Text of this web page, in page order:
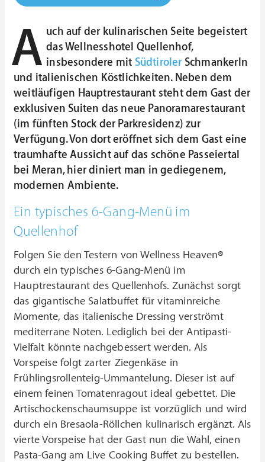
A uch auf der kulinarischen Seite begeistert
das Wellnesshotel Quellenhof,
insbesondere mit SüdtirolerSchmankerln
und italienischen Köstlichkeiten. Neben dem
weitläufigen Hauptrestaurant steht dem Gast der
exklusiven Suiten das neue Panoramarestaurant
(im fünften Stock der Parkresidenz) zur
Verfügung. Von dort eröffnet sich dem Gast eine
traumhafte Aussicht auf das schöne Passeiertal
bei Meran, hier diniert man in gediegenem,
modernen Ambiente.
Ein typisches 6-Gang-Menü im
Quellenhof
Folgen Sie den Testern von Wellness Heaven®
durch ein typisches 6-Gang-Menü im
Hauptrestaurant des Quellenhofs. Zunächst sorgt
das gigantische Salatbuffet für vitaminreiche
Momente, das italienische Dressing verströmt
mediterrane Noten. Lediglich bei der Antipasti-
Vielfalt könnte nachgebessert werden. Als
Vorspeise folgt zarter Ziegenkäse in
Frühlingsrollenteig-Ummantelung. Dieser ist auf
einem feinen Tomatenragout ideal gebettet. Die
Artischockenschaumsuppe ist vorzüglich und wird
durch ein Bresaola-Röllchen kulinarisch ergänzt. Als
vierte Vorspeise hat der Gast nun die Wahl, einen
Pasta-Gang am Live Cooking Buffet zu bestellen.